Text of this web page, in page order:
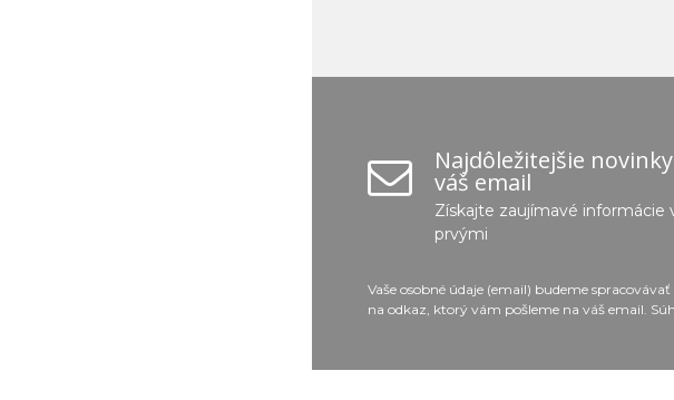
Najdôležitejšie
váš email
Získajte zaujímavé informácie
prvými
Vaše osobné údaje (email) budeme
na odkaz, ktorý vám pošleme na váš email.